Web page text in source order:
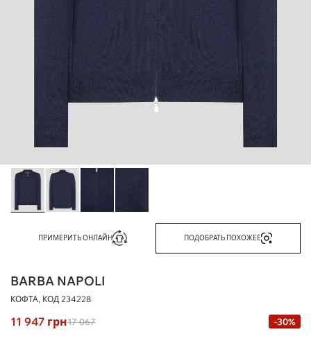
ПРИМЕРИТЬ ОНЛАЙН ПОДОБРАТЬ ПОХОЖЕЕ
BARBA NAPOLI
КОФТА, КОД 234228
11 947 грн17 067 -30%